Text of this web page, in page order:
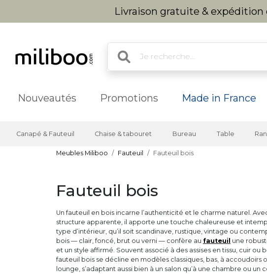
Livraison gratuite & expédition
Nouveautés Promotions Made in France
Canapé & Fauteuil Chaise & tabouret Bureau Table
Meubles Miliboo Fauteuil Fauteuil bois
Fauteuil bois
Un fauteuil en bois incarne l’authenticité et le charme naturel.
structure apparente, il apporte une touche chaleureuse et
type d’intérieur, qu’il soit scandinave, rustique, vintage ou
bois — clair, foncé, brut ou verni — confère au fauteuil une
et un style affirmé. Souvent associé à des assises en tissu, cuir ou
fauteuil bois se décline en modèles classiques, bas, à accoudoirs
lounge, s’adaptant aussi bien à un salon qu’à une chambre ou un